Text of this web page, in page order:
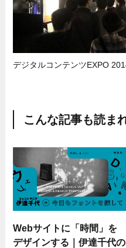
デジタルコンテンツEXPO
こんな記事も読ま
Webサイトに「時間」を
デザインする｜伊達千代の